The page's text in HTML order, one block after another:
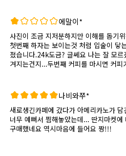
에말이*
사진이 조금 지저분하지만 이해를 돕기
첫번째 하자는 보이는것 처럼 입술이 닿
졌습니다.24k도금? 글쎄요 나는 잘 모
겨지는건지...두번째 커피를 마시면 커
국이 물로 씻어도 지워지지 않습니다.아
고 정말이지 저에게는 거금 6만원을 주고
내의 핀잔까지 들어가면 샀는데실망이
같아선 깨서 버리고 싶지만 비싸게 주고
은 하고 있습니다만 사용할때마다 화딱지
나비와쭈*
새로생긴카페에 갔다가 아메리카노가
너무 예뻐서 찜해놓았는데... 딴지마켓
구매했네요 역시마음에 들어요 짱!!!